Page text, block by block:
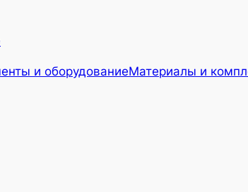
и оборудованиеМатериалы и